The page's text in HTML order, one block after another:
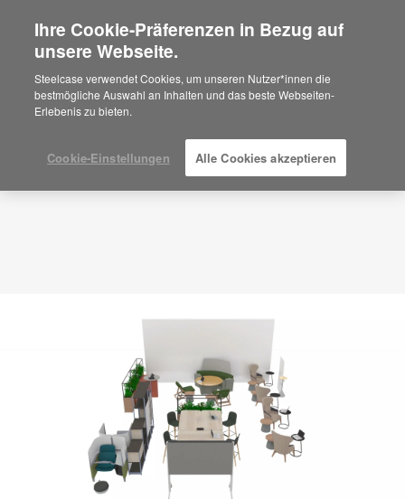
Are you in United States?
Would you like to see Products we sell in
your region?
Americas
Español
Planungsidee
ID: ND2FY8XM
Ihre Cookie-Präferenzen in Bezug auf
unsere Webseite.
Steelcase verwendet Cookies, um unseren Nutzer*innen die
bestmögliche Auswahl an Inhalten und das beste Webseiten-
Erlebenis zu bieten.
Cookie-Einstellungen Alle Cookies akzeptieren